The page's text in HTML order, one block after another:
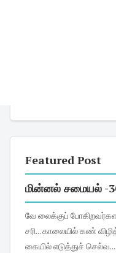
Featured Post
மின்னல் சமையல் -
வே லைக்குப் போகிறவர்களானாலும் சரி, இல்லத்தரசிகளானாலும்
சரி... காலையில் கண் விழித்த
கையில் எடுத்துச் செல்வ...